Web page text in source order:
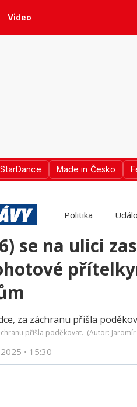
Video
StarDance Made in Česko
Politika
se na ulici
přišla poděkovat. (Autor: Jaromír
• 15:30